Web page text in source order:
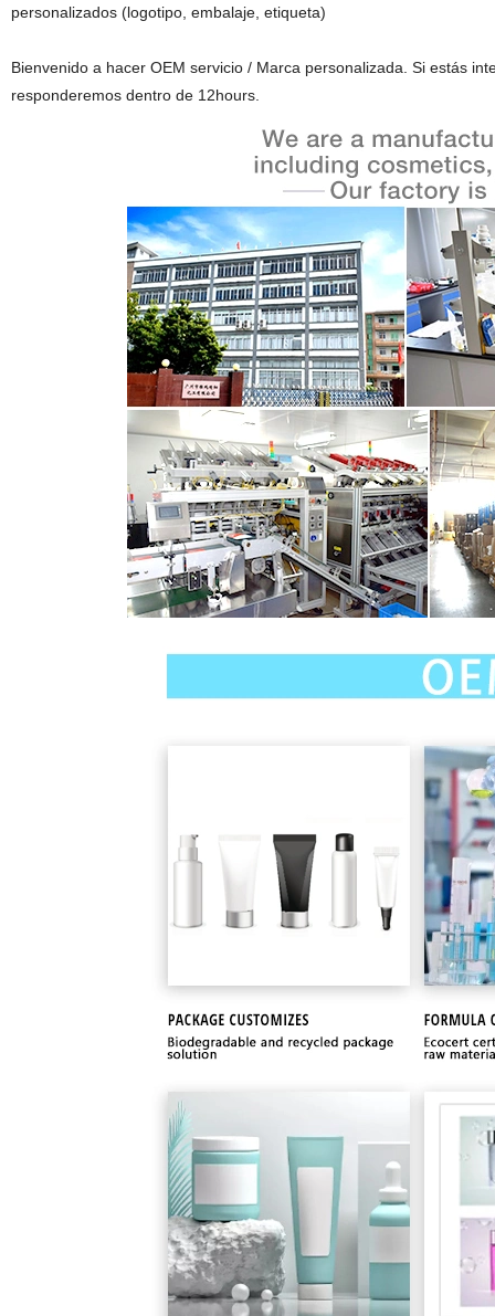
personalizados (logotipo, embalaje, etiqueta)
Bienvenido a hacer OEM servicio / Marca personalizada. Si estás
responderemos dentro de 12hours.